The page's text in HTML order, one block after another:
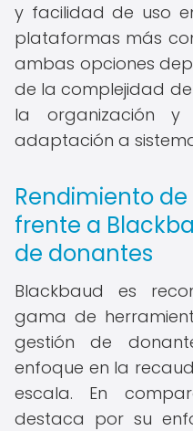
y facilidad de uso
plataformas más
ambas opciones
de la complejidad
la organización
adaptación a
Rendimiento
frente a
de donantes
Blackbaud es
gama de
gestión de
enfoque en la
escala. En
destaca por su